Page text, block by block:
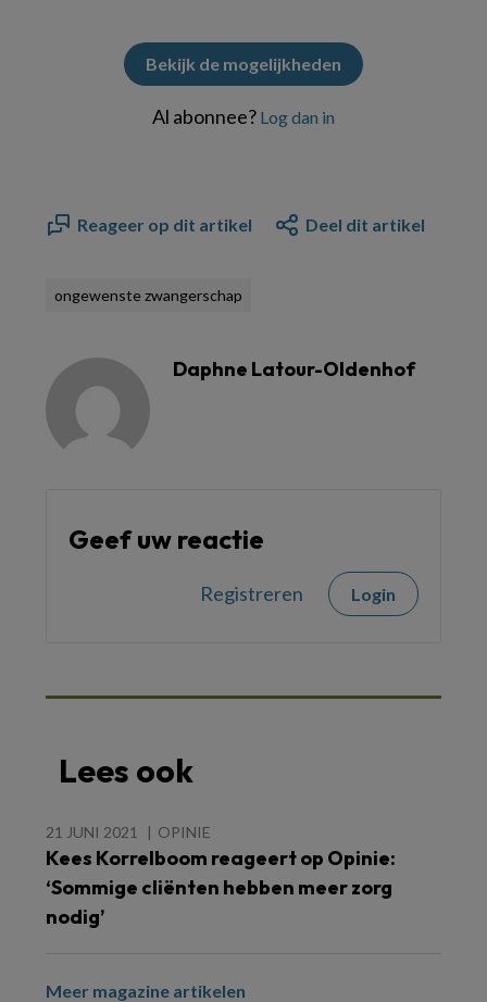
Bekijk de mogelijkheden
Al abonnee? Log dan in
Reageer op dit artikel Deel dit artikel
ongewenste zwangerschap
Daphne Latour-Oldenhof
Geef uw reactie
Registreren Login
Lees ook
21 JUNI 2021 OPINIE
Kees Korrelboom reageert op Opinie:
‘Sommige cliënten hebben meer zorg
nodig’
Meer magazine artikelen